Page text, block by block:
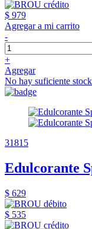
$ 979
Agregar a mi carrito
-
+
Agregar
No hay suficiente
31815
Edulcorante
$ 629
$ 535